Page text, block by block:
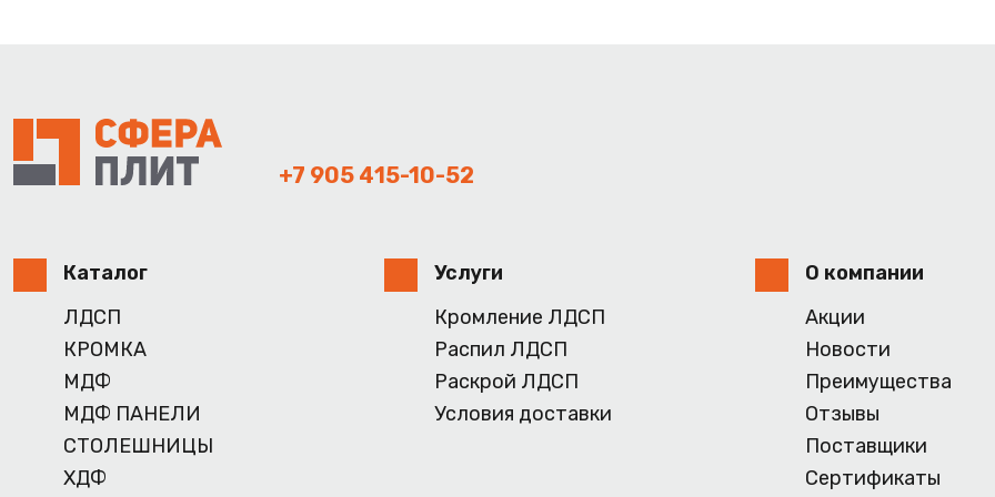
+7 905 415-10-52
Каталог
ЛДСП
КРОМКА
МДФ
МДФ ПАНЕЛИ
СТОЛЕШНИЦЫ
ХДФ
Услуги
Кромление ЛДСП
Распил ЛДСП
Раскрой ЛДСП
Условия доставки
О компании
Акции
Новости
Преимущества
Отзывы
Поставщики
Сертификаты